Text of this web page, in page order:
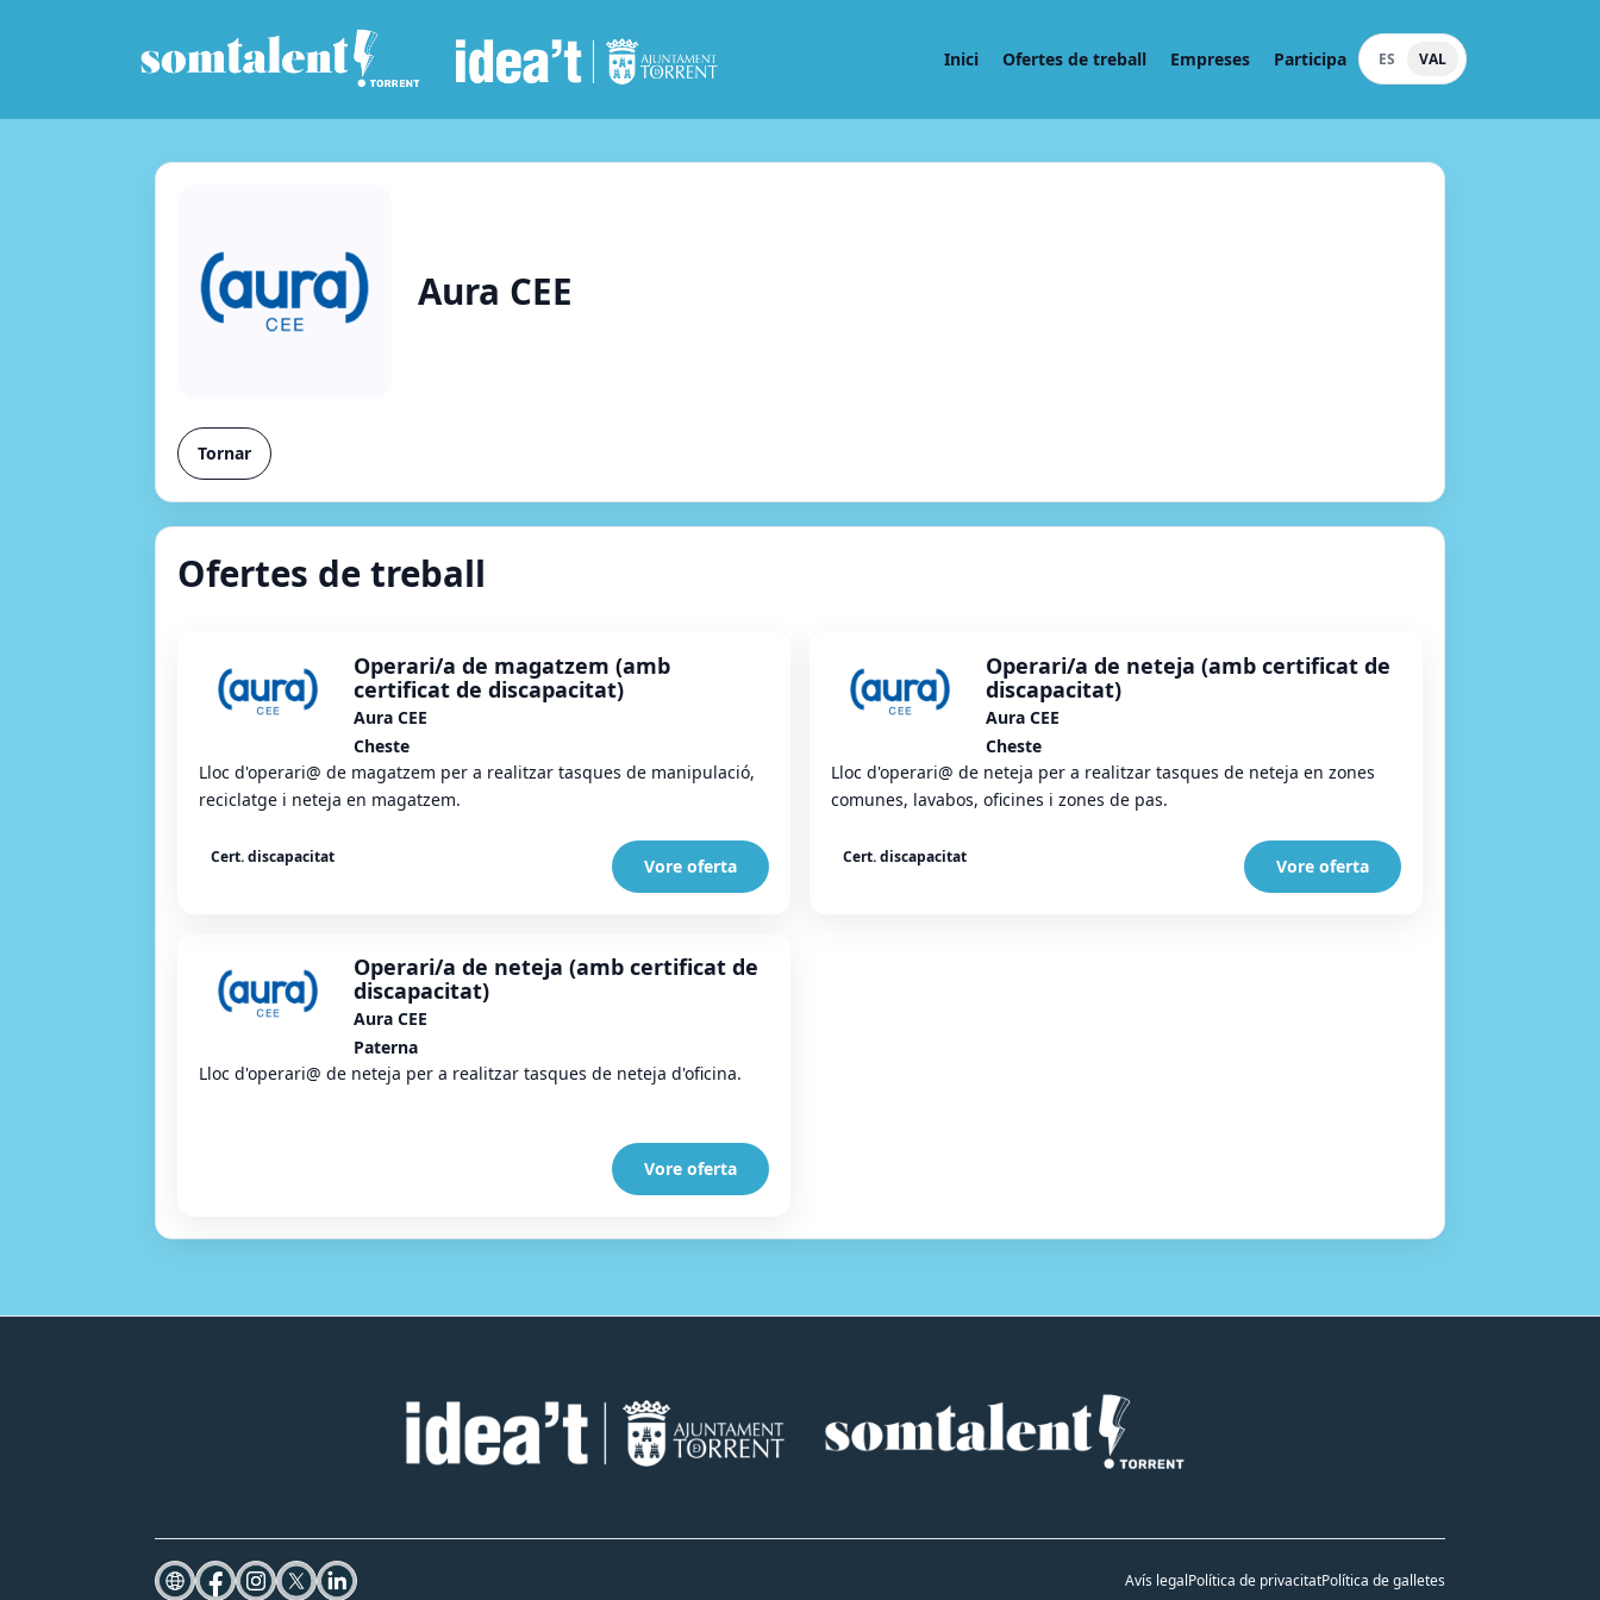
Inici Ofertes de treball Empreses Participa ES VAL
Aura CEE
Tornar
Ofertes de treball
Operari/a de magatzem (amb
certificat de discapacitat)
Aura CEE
Cheste
Lloc d'operari@ de magatzem per a realitzar tasques de manipulació,
reciclatge i neteja en magatzem.
Cert. discapacitat Vore oferta
Operari/a de neteja (amb certificat de
discapacitat)
Aura CEE
Cheste
Lloc d'operari@ de neteja per a realitzar tasques de neteja en zones
comunes, lavabos, oficines i zones de pas.
Cert. discapacitat Vore oferta
Operari/a de neteja (amb certificat de
discapacitat)
Aura CEE
Paterna
Lloc d'operari@ de neteja per a realitzar tasques de neteja d'oficina.
Vore oferta
Avís legalPolítica de privacitatPolítica de galletes